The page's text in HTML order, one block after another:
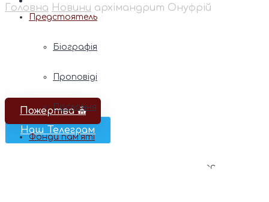
Наш Телеграм
Пожертва ⛪️
Предстоятель
Біографія
Проповіді
Послання
Фонди пам’яті
Митрополита Володимира (Сабодана)
Головна Новини архімандрит Онуфрій